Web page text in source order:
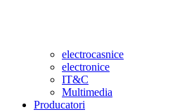
electrocasnice
electronice
IT&C
Multimedia
Producatori